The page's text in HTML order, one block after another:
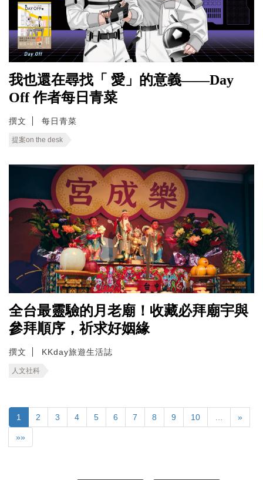
我也還在尋找「 愛」的意義——Day
Off 作者每日青菜
撰文 每日青菜
提案on the desk
全台最靈驗的月老廟！收藏必拜廟宇與
參拜順序，祈求好姻緣
撰文 KKday旅遊生活誌
人文社科
1 2 3 4 5 6 7 8 9 10 »
»»